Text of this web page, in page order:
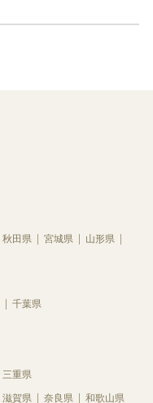
秋田県 宮城県
山形県
千葉県
三重県
滋賀県 奈良県 和歌山県